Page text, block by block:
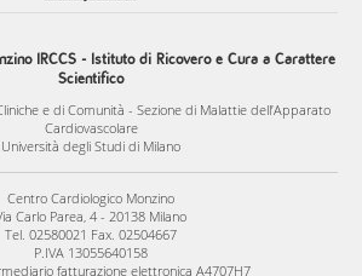
IRCCS - Istituto di Ricovero e Cura a Carattere
Scientifico
e di Comunità - Sezione di Malattie dell’Apparato
Cardiovascolare
Università degli Studi di Milano
Centro Cardiologico Monzino
Carlo Parea, 4 - 20138 Milano
Tel. 02580021 Fax. 02504667
P.IVA 13055640158
fatturazione elettronica A4707H7